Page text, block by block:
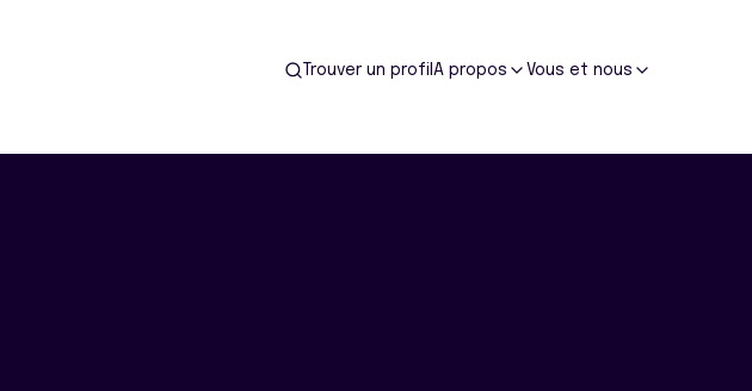
Trouver un profil A propos Vous et nous